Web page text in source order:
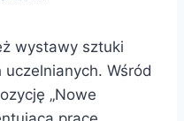
wystawy sztuki
Wśród
„Nowe